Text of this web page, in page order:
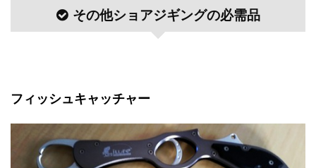
その他ショアジギングの必需品
フィッシュキャッチャー